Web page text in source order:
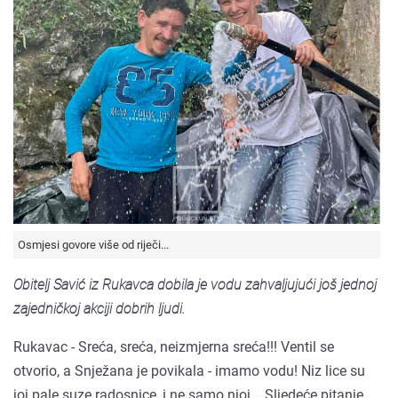
Osmjesi govore više od riječi...
Obitelj Savić iz Rukavca dobila je vodu zahvaljujući još jednoj
zajedničkoj akciji dobrih ljudi.
Rukavac - Sreća, sreća, neizmjerna sreća!!! Ventil se
otvorio, a Snježana je povikala - imamo vodu! Niz lice su